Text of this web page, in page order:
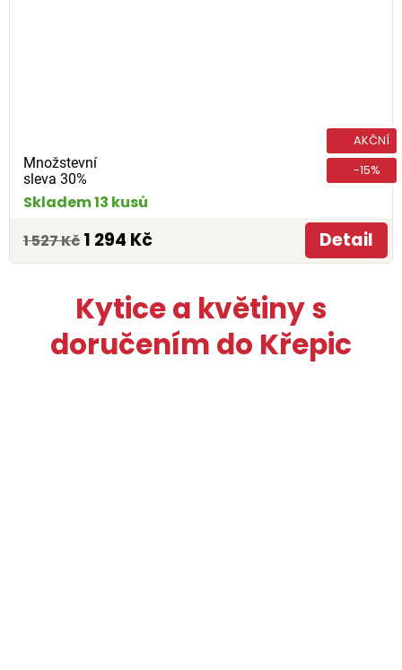
Množstevní
sleva 30%
AKČNÍ
-15%
Skladem 13 kusů
1 527 Kč 1 294 Kč Detail
Kytice a květiny s
doručením do Křepic